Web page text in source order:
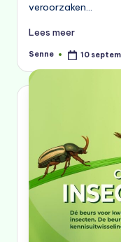
veroorzaken…
Lees meer
Geplaatst
Senne 10